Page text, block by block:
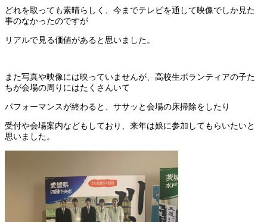
どれを取っても素晴らしく、今までテレビを通して映像でしか見た
事のなかったのですが
リアルで見る価値があると思いました。
また写真や映像には映っていませんが、高校生ボランティアの子た
ちが会場の周りにはたくさんいて
パフォーマンスが終わると、ササッと会場の床掃除をしたり
受付や会場案内などもしており、来年は娘に参加してもらいたいと
思いました。